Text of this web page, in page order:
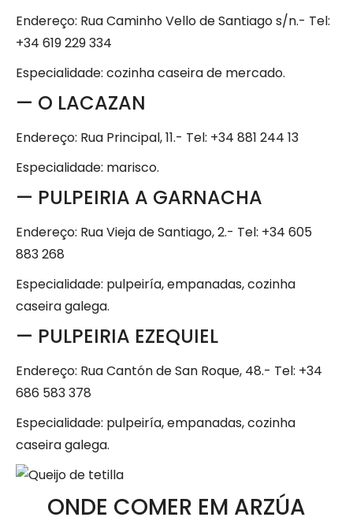
Endereço: Rua Caminho Vello de Santiago s/n.- Tel:
+34 619 229 334
Especialidade: cozinha caseira de mercado.
— O LACAZAN
Endereço: Rua Principal, 11.- Tel: +34 881 244 13
Especialidade: marisco.
— PULPEIRIA A GARNACHA
Endereço: Rua Vieja de Santiago, 2.- Tel: +34 605
883 268
Especialidade: pulpeiría, empanadas, cozinha
caseira galega.
— PULPEIRIA EZEQUIEL
Endereço: Rua Cantón de San Roque, 48.- Tel: +34
686 583 378
Especialidade: pulpeiría, empanadas, cozinha
caseira galega.
ONDE COMER EM ARZÚA